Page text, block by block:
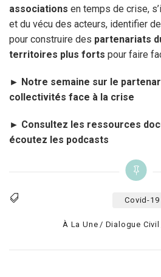
associations en temps de crise,
et du vécu des acteurs, identifier
pour construire des partenariats
territoires plus forts pour faire
► Notre semaine sur le
collectivités face à la crise
► Consultez les ressources
écoutez les podcasts
Covid-19
Categories
À La Une Dialogue Civil